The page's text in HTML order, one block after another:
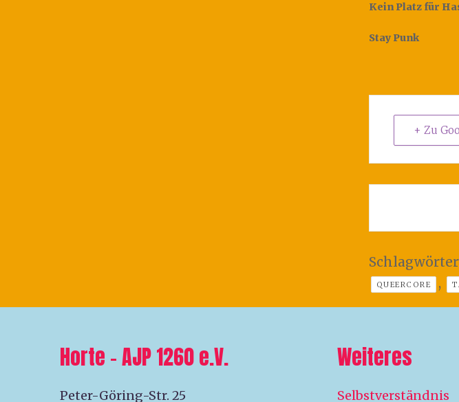
Kein Platz für
Stay Punk
+ Zu
QUEERCORE ,
Horte – AJP 1260 e.V.
Peter-Göring-Str. 25
Weiteres
Selbstverständnis